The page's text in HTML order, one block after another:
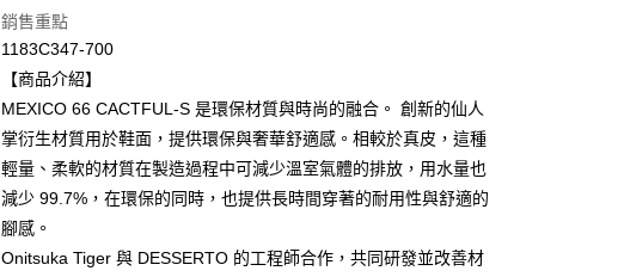
運送方式
全家取貨付款
每筆NT$80，滿NT$6,000(含以上)免運費
付款後全家取貨
每筆NT$80，滿NT$6,000(含以上)免運費
萊爾富取貨付款
每筆NT$80，滿NT$6,000(含以上)免運費
銷售重點
1183C347-700
【商品介紹】
MEXICO 66 CACTFUL-S 是環保材質與時尚的融合。 創新的仙人
掌衍生材質用於鞋面，提供環保與奢華舒適感。相較於真皮，這種
輕量、柔軟的材質在製造過程中可減少溫室氣體的排放，用水量也
減少 99.7%，在環保的同時，也提供長時間穿著的耐用性與舒適的
腳感。
Onitsuka Tiger 與 DESSERTO 的工程師合作，共同研發並改善材